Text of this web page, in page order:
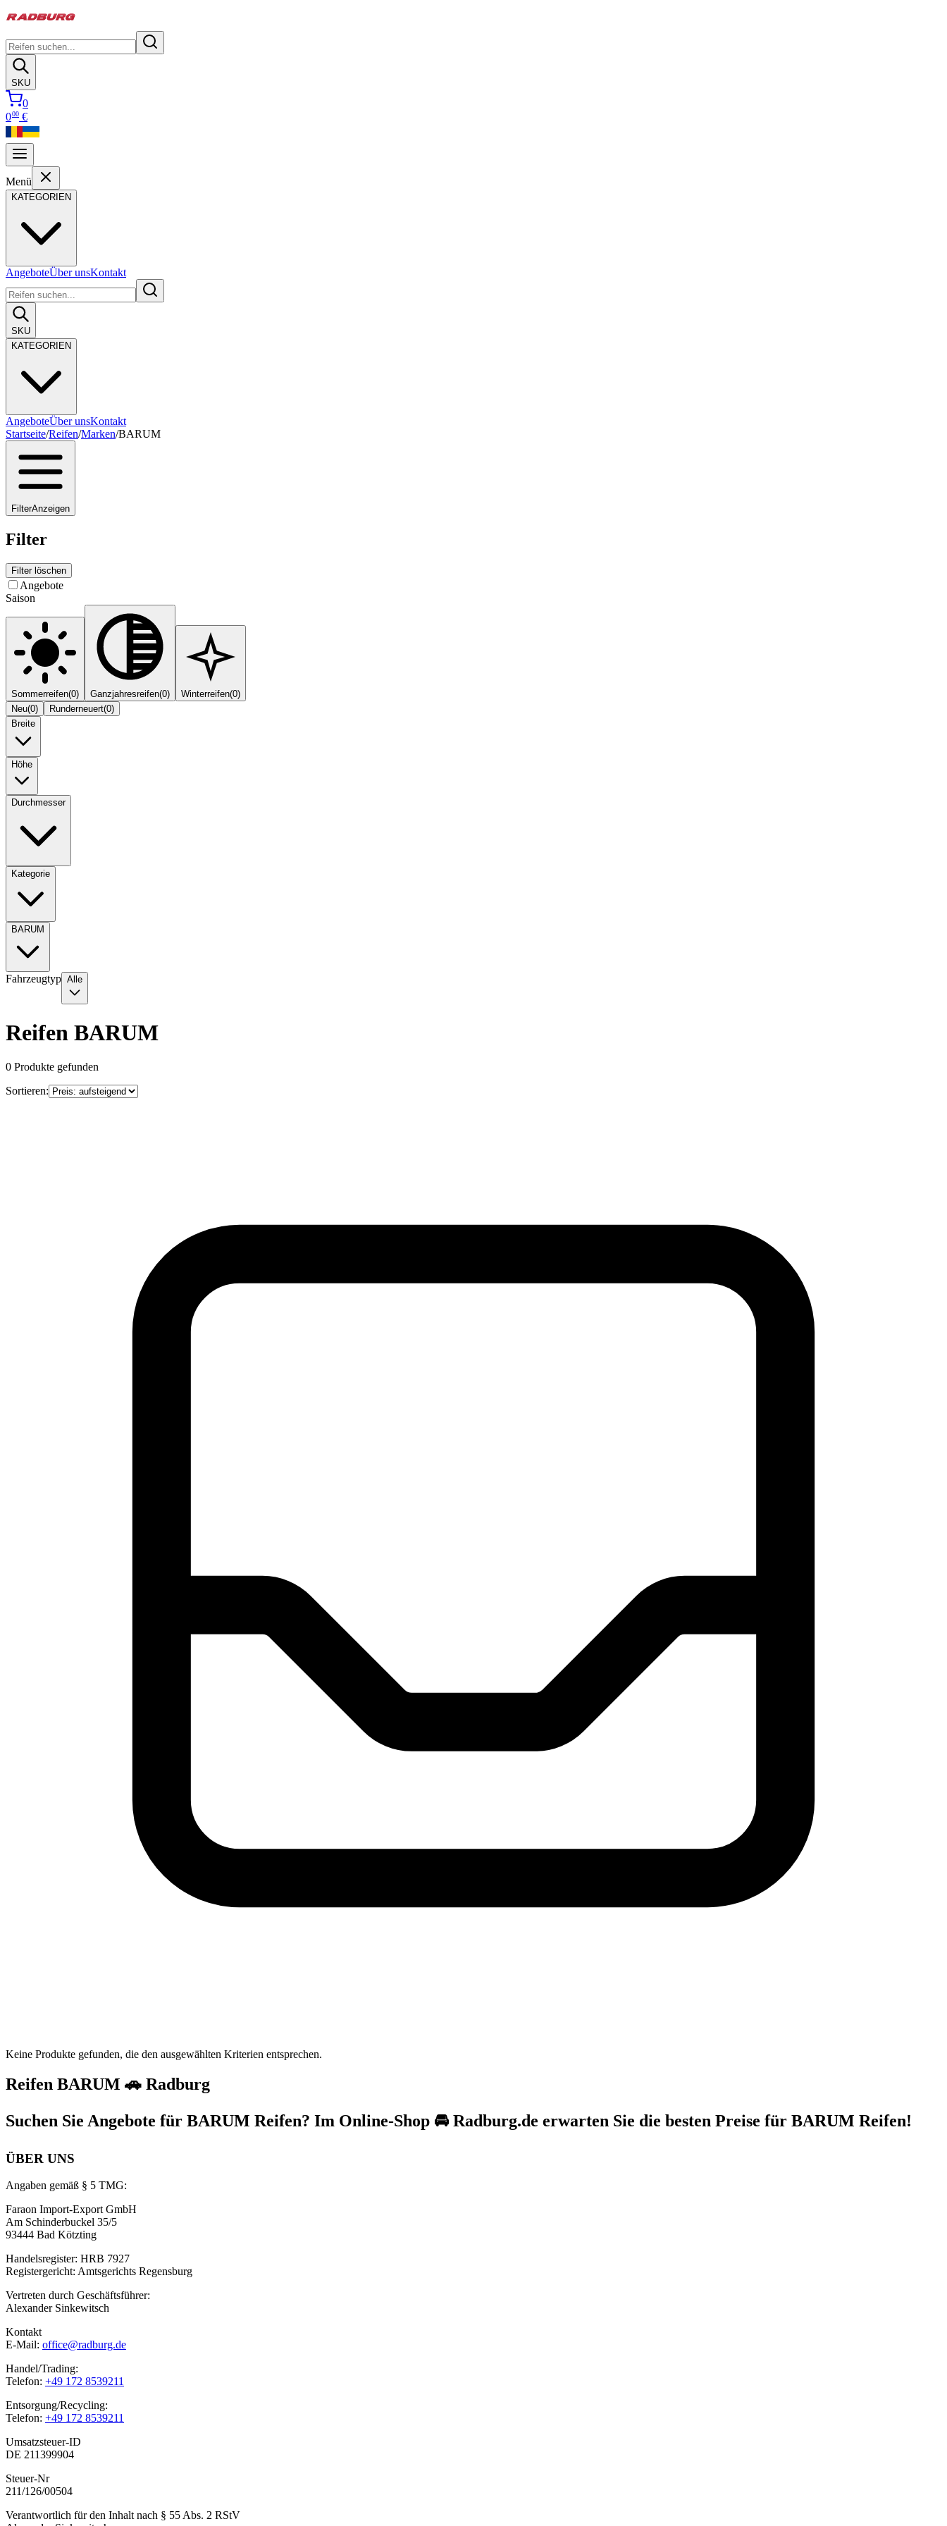
SKU
0
000 €
Menü
KATEGORIEN
AngeboteÜber unsKontakt
SKU
KATEGORIEN
AngeboteÜber unsKontakt
Startseite/Reifen/Marken/BARUM
FilterAnzeigen
Filter
Filter löschen
Angebote
Saison
Sommerreifen(0) Ganzjahresreifen(0) Winterreifen(0)
Neu(0) Runderneuert(0)
Breite
Höhe
Durchmesser
Kategorie
BARUM
Fahrzeugtyp Alle
Reifen BARUM
0 Produkte gefunden
Sortieren:
Keine Produkte gefunden, die den ausgewählten Kriterien entsprechen.
Reifen BARUM 🚗 Radburg
Suchen Sie Angebote für BARUM Reifen? Im Online-Shop 🚘 Radburg.de erwarten Sie die besten Preise für BARUM Reifen!
ÜBER UNS
Angaben gemäß § 5 TMG:
Faraon Import-Export GmbH
Am Schinderbuckel 35/5
93444 Bad Kötzting
Handelsregister: HRB 7927
Registergericht: Amtsgerichts Regensburg
Vertreten durch Geschäftsführer:
Alexander Sinkewitsch
Kontakt
E-Mail: office@radburg.de
Handel/Trading:
Telefon: +49 172 8539211
Entsorgung/Recycling:
Telefon: +49 172 8539211
Umsatzsteuer-ID
DE 211399904
Steuer-Nr
211/126/00504
Verantwortlich für den Inhalt nach § 55 Abs. 2 RStV